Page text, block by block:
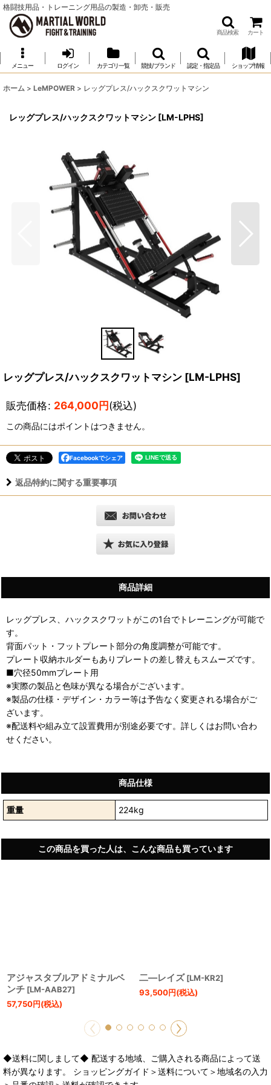
格闘技用品・トレーニング用品の製造・卸売・販売
商品検索 カート
メニュー ログイン カテゴリ一覧 競技/ブランド 認定・指定品 ショップ情報
ホーム > LeMPOWER > レッグプレス/ハックスクワットマシン
レッグプレス/ハックスクワットマシン [LM-LPHS]
レッグプレス/ハックスクワットマシン [LM-LPHS]
販売価格: 264,000円(税込)
この商品にはポイントはつきません。
Facebookでシェア
返品特約に関する重要事項
商品詳細
レッグプレス、ハックスクワットがこの1台でトレーニングが可能で
す。
背面パット・フットプレート部分の角度調整が可能です。
プレート収納ホルダーもありプレートの差し替えもスムーズです。
■穴径50mmプレート用
※実際の製品と色味が異なる場合がございます。
※製品の仕様・デザイン・カラー等は予告なく変更される場合がご
ざいます。
※配送料や組み立て設置費用が別途必要です。詳しくはお問い合わ
せください。
商品仕様
重量 224kg
この商品を買った人は、こんな商品も買っています
アジャスタブルアドミナルベ
ンチ [LM-AAB27]
57,750円(税込)
二―レイズ [LM-KR2]
93,500円(税込)
◆送料に関しまして◆ 配送する地域、ご購入される商品によって送
料が異なります。 ショッピングガイド＞送料について＞地域名の入力